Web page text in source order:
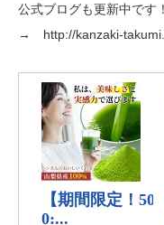
公式ブログも更新中です！
→ http://kanzaki-